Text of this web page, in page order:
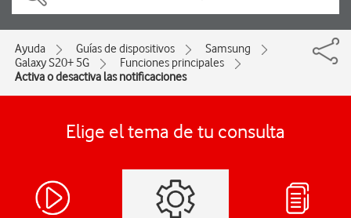
Ayuda Guías de dispositivos
Samsung
Galaxy S20+ 5G
Funciones principales
Activa o desactiva las notificaciones
Elige el tema de tu consulta